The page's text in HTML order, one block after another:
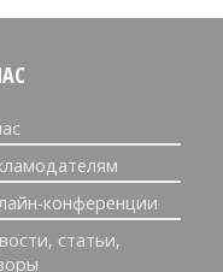
конференции
статьи,